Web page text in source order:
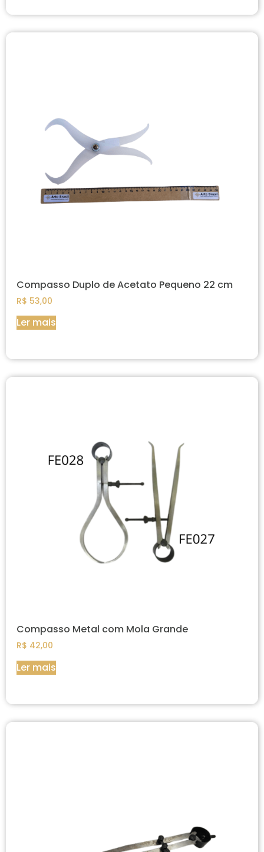
Compasso Duplo de Acetato Pequeno 22 cm
R$ 53,00
Ler mais
Compasso Metal com Mola Grande
R$ 42,00
Ler mais